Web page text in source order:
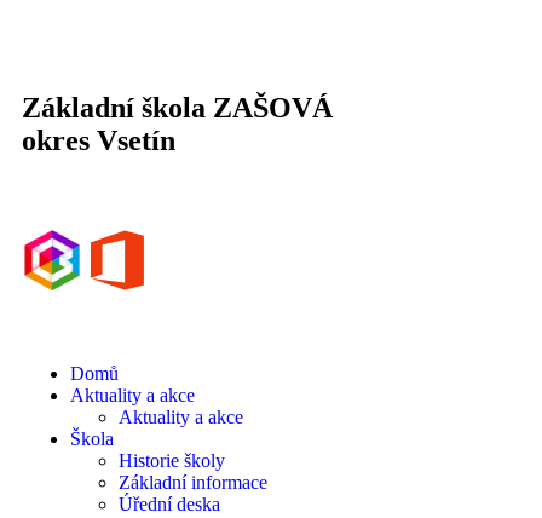
Základní škola ZAŠOVÁ
okres Vsetín
Domů
Aktuality a akce
Aktuality a akce
Škola
Historie školy
Základní informace
Úřední deska